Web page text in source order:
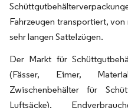
Fahrzeugen transportiert,
sehr langen Sattelzügen.
Der Markt für
(Fässer, Eimer,
Zwischenbehälter für
Luftsäcke),